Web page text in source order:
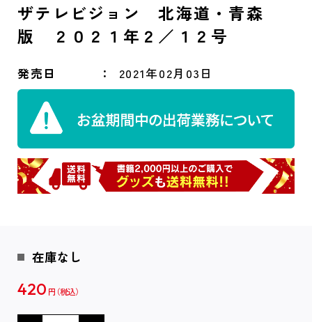
ザテレビジョン 北海道・青森
版 ２０２１年２／１２号
発売日 2021年02月03日
在庫なし
420 円